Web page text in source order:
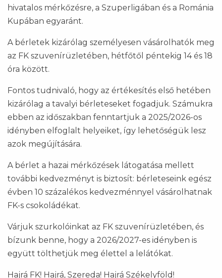
hivatalos mérkőzésre, a Szuperligában és a Románia
Kupában egyaránt.
A bérletek kizárólag személyesen vásárolhatók meg
az FK szuvenírüzletében, hétfőtől péntekig 14 és 18
óra között.
Fontos tudnivaló, hogy az értékesítés első hetében
kizárólag a tavalyi bérleteseket fogadjuk. Számukra
ebben az időszakban fenntartjuk a 2025/2026-os
idényben elfoglalt helyeiket, így lehetőségük lesz
azok megújítására.
A bérlet a hazai mérkőzések látogatása mellett
további kedvezményt is biztosít: bérleteseink egész
évben 10 százalékos kedvezménnyel vásárolhatnak
FK-s csokoládékat.
Várjuk szurkolóinkat az FK szuvenírüzletében, és
bízunk benne, hogy a 2026/2027-es idényben is
együtt tölthetjük meg élettel a lelátókat.
Hajrá FK! Hajrá, Szereda! Hajrá Székelyföld!